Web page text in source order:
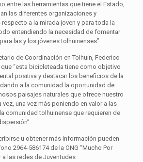
entre las herramientas que tiene el Estado,
las diferentes organizaciones y
a la mirada joven y para toda la
entendiendo la necesidad de fomentar
las y los jóvenes tolhuinenses”.
de Coordinación en Tolhuin, Federico
“esta bicicleteada tiene como objetivo
positiva y destacar los beneficios de la
a la comunidad la oportunidad de
paisajes naturales que ofrece nuestro
vez, una vez más poniendo en valor a las
comunidad tolhuinense que requieren de
u obtener más información pueden
2964-586174 de la ONG “Mucho Por
a las redes de Juventudes